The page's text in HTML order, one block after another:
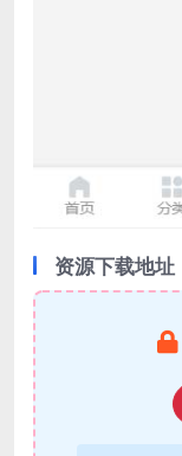
资源下载地址